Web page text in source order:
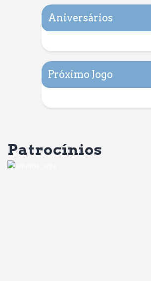
Aniversários
Próximo Jogo
Patrocínios